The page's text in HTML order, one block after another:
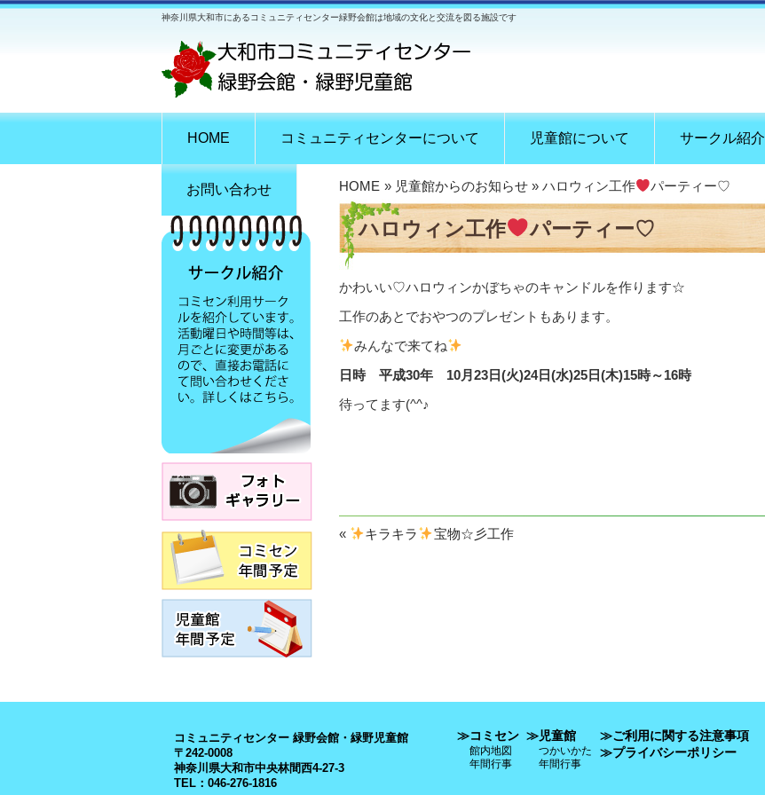
神奈川県大和市にあるコミュニティセンター緑野会館は地域の文化と交流を図る施設です
HOME コミュニティセンターについて 児童館について サークル紹介
お問い合わせ HOME » 児童館からのお知らせ » ハロウィン工作 パーティー♡
ハロウィン工作 パーティー♡
かわいい♡ハロウィンかぼちゃのキャンドルを作ります☆
工作のあとでおやつのプレゼントもあります。
みんなで来てね
日時 平成30年 10月23日(火)24日(水)25日(木)15時～16時
待ってます(^^♪
« キラキラ 宝物☆彡工作
コミュニティセンター 緑野会館・緑野児童館
〒242-0008
神奈川県大和市中央林間西4-27-3
TEL：046-276-1816
≫コミセン
館内地図
年間行事
≫児童館
つかいかた
年間行事
≫ご利用に関する注意事項
≫プライバシーポリシー